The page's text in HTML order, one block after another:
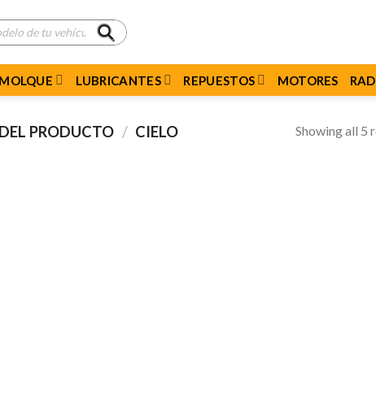
LUBRICANTES REPUESTOS MOTORES
PRODUCTO / CIELO Showing all 5